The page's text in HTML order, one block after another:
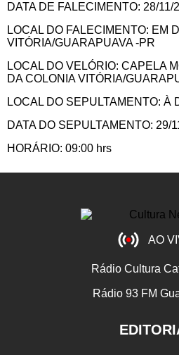
DATA DE FALECIMENTO: 28/11/
LOCAL DO FALECIMENTO: EM
VITÓRIA/GUARAPUAVA -PR
LOCAL DO VELÓRIO: CAPELA
DA COLONIA VITÓRIA/
LOCAL DO SEPULTAMENTO: À
DATA DO SEPULTAMENTO: 29/
HORÁRIO: 09:00 hrs
AO
Rádio Cultura
Rádio 93 FM